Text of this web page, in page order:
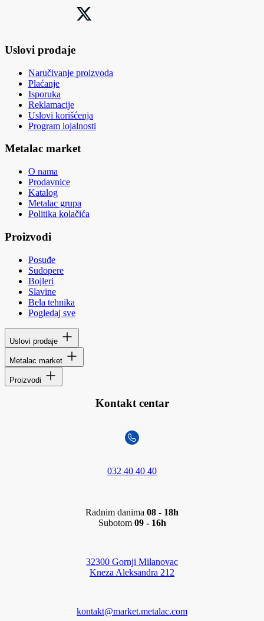
Uslovi prodaje
Naručivanje proizvoda
Plaćanje
Isporuka
Reklamacije
Uslovi korišćenja
Program lojalnosti
Metalac market
O nama
Prodavnice
Katalog
Metalac grupa
Politika kolačića
Proizvodi
Posuđe
Sudopere
Bojleri
Slavine
Bela tehnika
Pogledaj sve
Uslovi prodaje
Metalac market
Proizvodi
Kontakt centar
032 40 40 40
Radnim danima 08 - 18h
Subotom 09 - 16h
32300 Gornji Milanovac
Kneza Aleksandra 212
kontakt@market.metalac.com